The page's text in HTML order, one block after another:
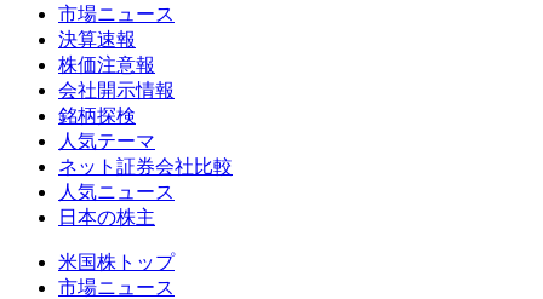
市場ニュース
決算速報
株価注意報
会社開示情報
銘柄探検
人気テーマ
ネット証券会社比較
人気ニュース
日本の株主
米国株トップ
市場ニュース